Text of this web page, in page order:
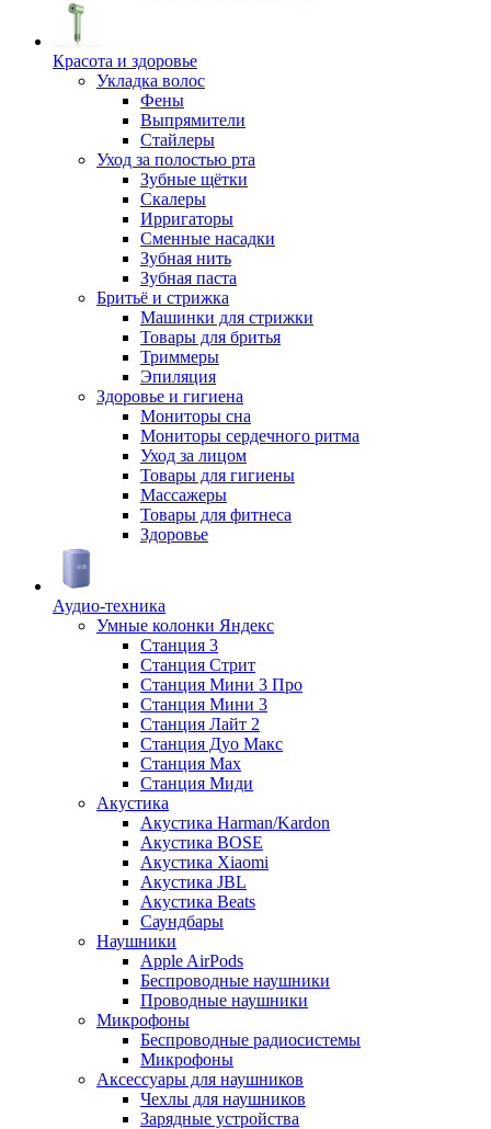
Красота и здоровье
Укладка волос
Фены
Выпрямители
Стайлеры
Уход за полостью рта
Зубные щётки
Скалеры
Ирригаторы
Сменные насадки
Зубная нить
Зубная паста
Бритьё и стрижка
Машинки для стрижки
Товары для бритья
Триммеры
Эпиляция
Здоровье и гигиена
Мониторы сна
Мониторы сердечного ритма
Уход за лицом
Товары для гигиены
Массажеры
Товары для фитнеса
Здоровье
Аудио-техника
Умные колонки Яндекс
Станция 3
Станция Стрит
Станция Мини 3 Про
Станция Мини 3
Станция Лайт 2
Станция Дуо Макс
Станция Max
Станция Миди
Акустика
Акустика Harman/Kardon
Акустика BOSE
Акустика Xiaomi
Акустика JBL
Акустика Beats
Саундбары
Наушники
Apple AirPods
Беспроводные наушники
Проводные наушники
Микрофоны
Беспроводные радиосистемы
Микрофоны
Аксессуары для наушников
Чехлы для наушников
Зарядные устройства